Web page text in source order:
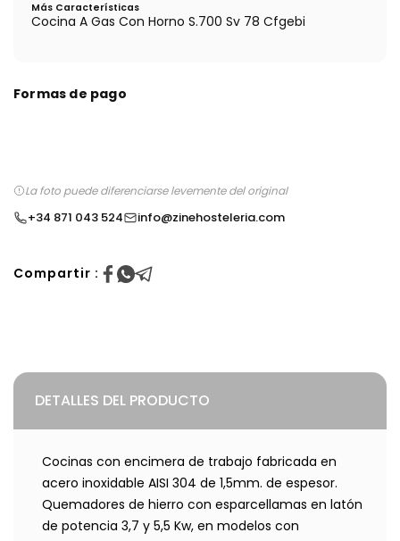
Más Características
Cocina A Gas Con Horno S.700 Sv 78 Cfgebi
Formas de pago
La foto puede diferenciarse levemente del original
+34 871 043 524 info@zinehosteleria.com
Compartir :
DETALLES DEL PRODUCTO
Cocinas con encimera de trabajo fabricada en
acero inoxidable AISI 304 de 1,5mm. de espesor.
Quemadores de hierro con esparcellamas en latón
de potencia 3,7 y 5,5 Kw, en modelos con